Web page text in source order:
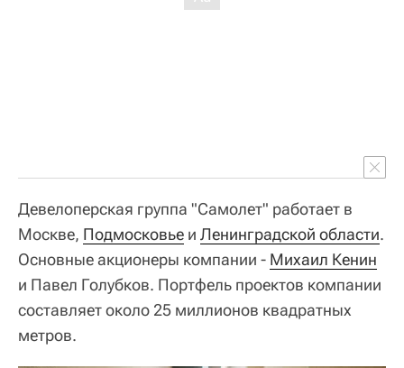
Девелоперская группа "Самолет" работает в
Москве, Подмосковье и Ленинградской области.
Основные акционеры компании - Михаил Кенин
и Павел Голубков. Портфель проектов компании
составляет около 25 миллионов квадратных
метров.